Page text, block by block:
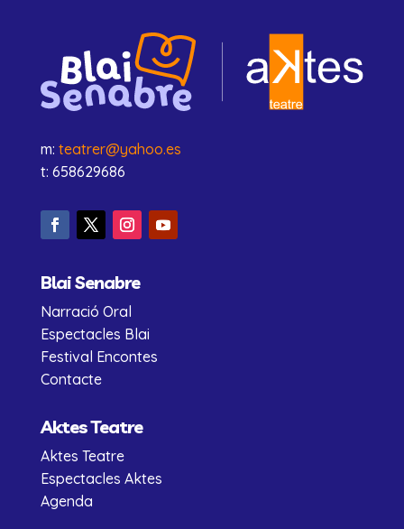
m: teatrer@yahoo.es
t: 658629686
Blai Senabre
Narració Oral
Espectacles Blai
Festival Encontes
Contacte
Aktes Teatre
Aktes Teatre
Espectacles Aktes
Agenda